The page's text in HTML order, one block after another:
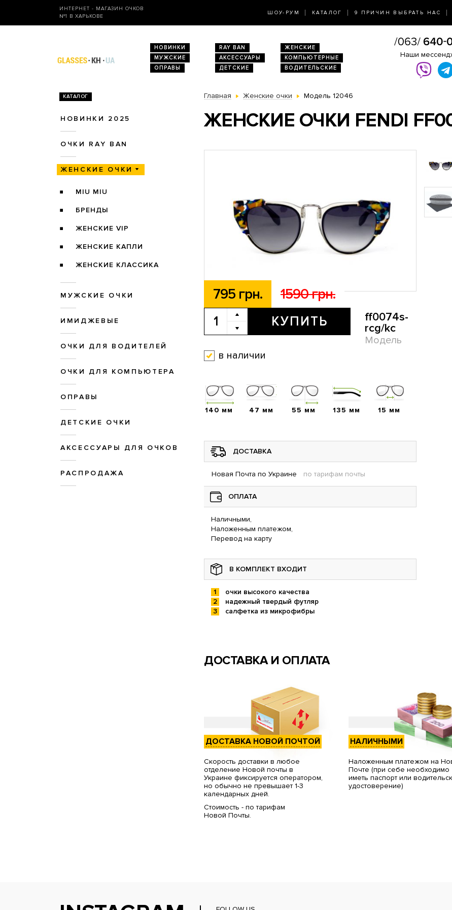
ИНТЕРНЕТ - МАГАЗИН ОЧКОВ
№1 В ХАРЬКОВЕ
ШОУ-РУМ КАТАЛОГ 9 ПРИЧИН ВЫБРАТЬ НАС
НОВИНКИ RAY BAN
ЖЕНСКИЕ
МУЖСКИЕ
АКСЕССУАРЫ
КОМПЬЮТЕРНЫЕ
ОПРАВЫ
ДЕТСКИЕ ВОДИТЕЛЬСКИЕ
Наши
КАТАЛОГ
НОВИНКИ 2025
ОЧКИ RAY BAN
ЖЕНСКИЕ ОЧКИ
MIU MIU
БРЕНДЫ
ЖЕНСКИЕ VIP
ЖЕНСКИЕ КАПЛИ
ЖЕНСКИЕ КЛАССИКА
МУЖСКИЕ ОЧКИ
ИМИДЖЕВЫЕ
ОЧКИ ДЛЯ ВОДИТЕЛЕЙ
ОЧКИ ДЛЯ КОМПЬЮТЕРА
ОПРАВЫ
ДЕТСКИЕ ОЧКИ
АКСЕССУАРЫ ДЛЯ ОЧКОВ
РАСПРОДАЖА
Главная Женские очки Модель 12046
ЖЕНСКИЕ ОЧКИ FENDI
795 грн. 1590 грн.
КУПИТЬ
ff0074s-
rcg/kc
Модель
в наличии
140 мм 47 мм 55 мм 135 мм 15 мм
ДОСТАВКА
Новая Почта по Украине по тарифам почты
ОПЛАТА
Наличными,
Наложенным платежом,
Перевод на карту
В КОМПЛЕКТ ВХОДИТ
очки высокого качества
надежный твердый футляр
салфетка из микрофибры
ДОСТАВКА И ОПЛАТА
ДОСТАВКА НОВОЙ ПОЧТОЙ
Скорость доставки в любое
отделение Новой почты в
Украине фиксируется оператором,
но обычно не превышает 1-3
календарных дней.
Стоимость - по тарифам
Новой Почты.
НАЛИЧНЫМИ
Наложенным платежом на
Почте (при себе необходимо
иметь паспорт или
удостоверение)